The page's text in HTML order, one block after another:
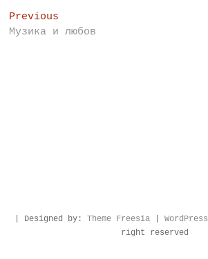
Post
navigation
Previous
post:
Музика и любов
| Designed by: Theme Freesia| WordPress
right reserved